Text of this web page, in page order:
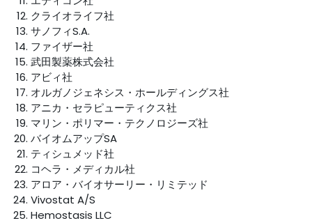
クライオライフ社
サノフィS.A.
ファイザー社
武田製薬株式会社
アビィ社
オルガノジェネシス・ホールディングス社
アニカ・セラピューティクス社
マリン・ポリマー・テクノロジーズ社
バイオムアップSA
ティシュメッド社
コヘラ・メディカル社
アロア・バイオサーリー・リミテッド
Vivostat A/S
Hemostasis LLC